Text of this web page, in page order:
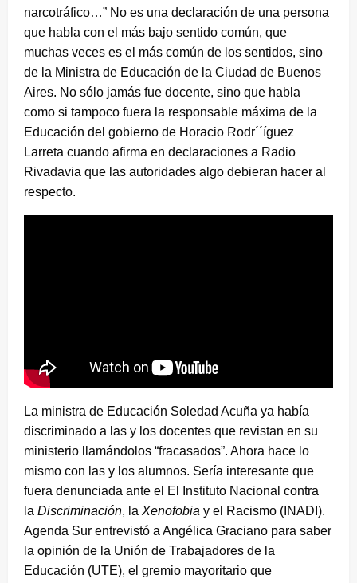
narcotráfico…” No es una declaración de una persona
que habla con el más bajo sentido común, que
muchas veces es el más común de los sentidos, sino
de la Ministra de Educación de la Ciudad de Buenos
Aires. No sólo jamás fue docente, sino que habla
como si tampoco fuera la responsable máxima de la
Educación del gobierno de Horacio Rodr´´íguez
Larreta cuando afirma en declaraciones a Radio
Rivadavia que las autoridades algo debieran hacer al
respecto.
La ministra de Educación Soledad Acuña ya había
discriminado a las y los docentes que revistan en su
ministerio llamándolos “fracasados”. Ahora hace lo
mismo con las y los alumnos. Sería interesante que
fuera denunciada ante el El Instituto Nacional contra
la Discriminación, la Xenofobia y el Racismo (INADI).
Agenda Sur entrevistó a Angélica Graciano para saber
la opinión de la Unión de Trabajadores de la
Educación (UTE), el gremio mayoritario que